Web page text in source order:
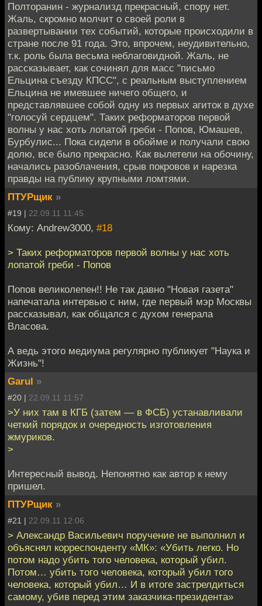
Полторанин - журнализд прекрасный, спору нет.
Жаль, скромно молчит о своей роли в
развертывании тех событий, которые происходили в
стране после 91 года. Это, впрочем, неудивительно,
т.к. роль была весьма неблаговидной. Жаль, не
рассказывает, как сочинял для масс "письмо
Ельцина съезду КПСС", с реальным выступлением
Ельцина не имевшее ничего общего, и
представлявшее собой одну из первых агиток в духе
"голосуй сердцем". Таких реформаторов первой
волны у нас хоть лопатой греби - Попов, Юмашев,
Бурбулис... Пока сидели в обойме и получали свою
долю, все было прекрасно. Как вылетели на обочину,
начались разоблачения, срыв покровов и нарезка
правды на публику крупными ломтями.
ПТУРщик »
#19 | 22.09.11 11:45
Кому: Andrew3000, #18
> Таких реформаторов первой волны у нас хоть
лопатой греби - Попов
Попов великолепен!! Не так давно "Новая газета"
напечатала интервью с ним, где первый мэр Москвы
рассказывал, как общался с духом генерала
Власова.
А ведь этого медиума регулярно публикует "Наука и
Жизнь"!
Garul »
#20 | 22.09.11 11:57
>У них там в КГБ (затем — в ФСБ) устанавливали
четкий порядок и очередность изготовления
жмуриков.
>
Интересный вывод. Непонятно как автор к нему
пришел.
ПТУРщик »
#21 | 22.09.11 12:06
> Александр Васильевич поручение не выполнил и
объяснял корреспонденту «МК»: «Убить легко. Но
потом надо убить того человека, который убил.
Потом… убить того человека, который убил того
человека, который убил… И в итоге застрелдиться
самому, убив перед этим заказчика-президента»